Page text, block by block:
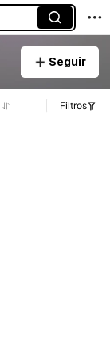
Seguir
Filtros